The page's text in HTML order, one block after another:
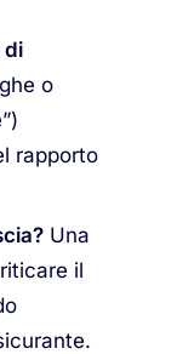
di
o
rapporto
Una
il